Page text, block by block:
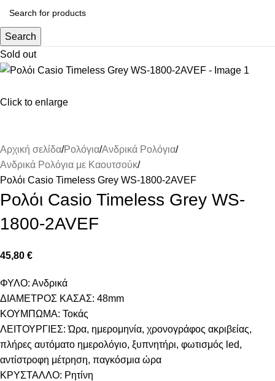
Search
Sold out
Click to enlarge
Αρχική σελίδα Ρολόγια Ανδρικά Ρολόγια
Ανδρικά Ρολόγια με Καουτσούκ
Ρολόι Casio Timeless Grey WS-1800-2AVEF
Ρολόι Casio Timeless Grey WS-
1800-2AVEF
45,80 €
ΦΥΛΟ: Ανδρικά
ΔΙΑΜΕΤΡΟΣ ΚΑΣΑΣ: 48mm
ΚΟΥΜΠΩΜΑ: Τοκάς
ΛΕΙΤΟΥΡΓΙΕΣ: Ώρα, ημερομηνία, χρονογράφος ακριβείας,
πλήρες αυτόματο ημερολόγιο, ξυπνητήρι, φωτισμός led,
αντίστροφη μέτρηση, παγκόσμια ώρα
ΚΡΥΣΤΑΛΛΟ: Ρητίνη